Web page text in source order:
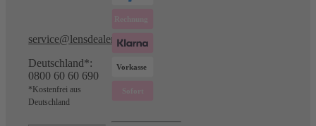
service@lensdealer.com
Deutschland*:
0800 60 60 690
*Kostenfrei aus
Deutschland